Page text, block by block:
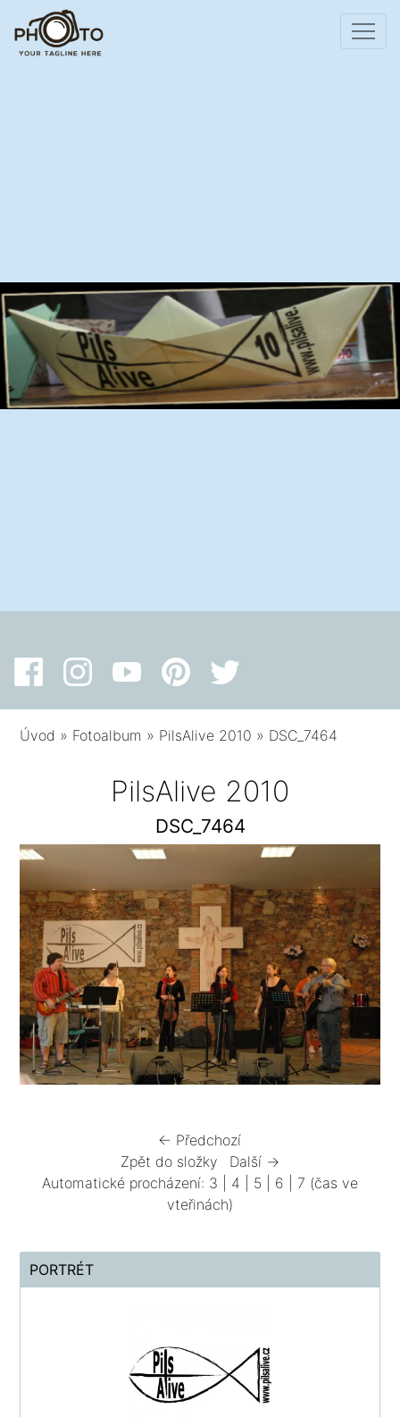
Úvod » Fotoalbum » PilsAlive 2010 » DSC_7464
PilsAlive 2010
DSC_7464
← Předchozí
Zpět do složky
Další →
Automatické procházení: 3 4 5 6 7 (čas ve
vteřinách)
PORTRÉT